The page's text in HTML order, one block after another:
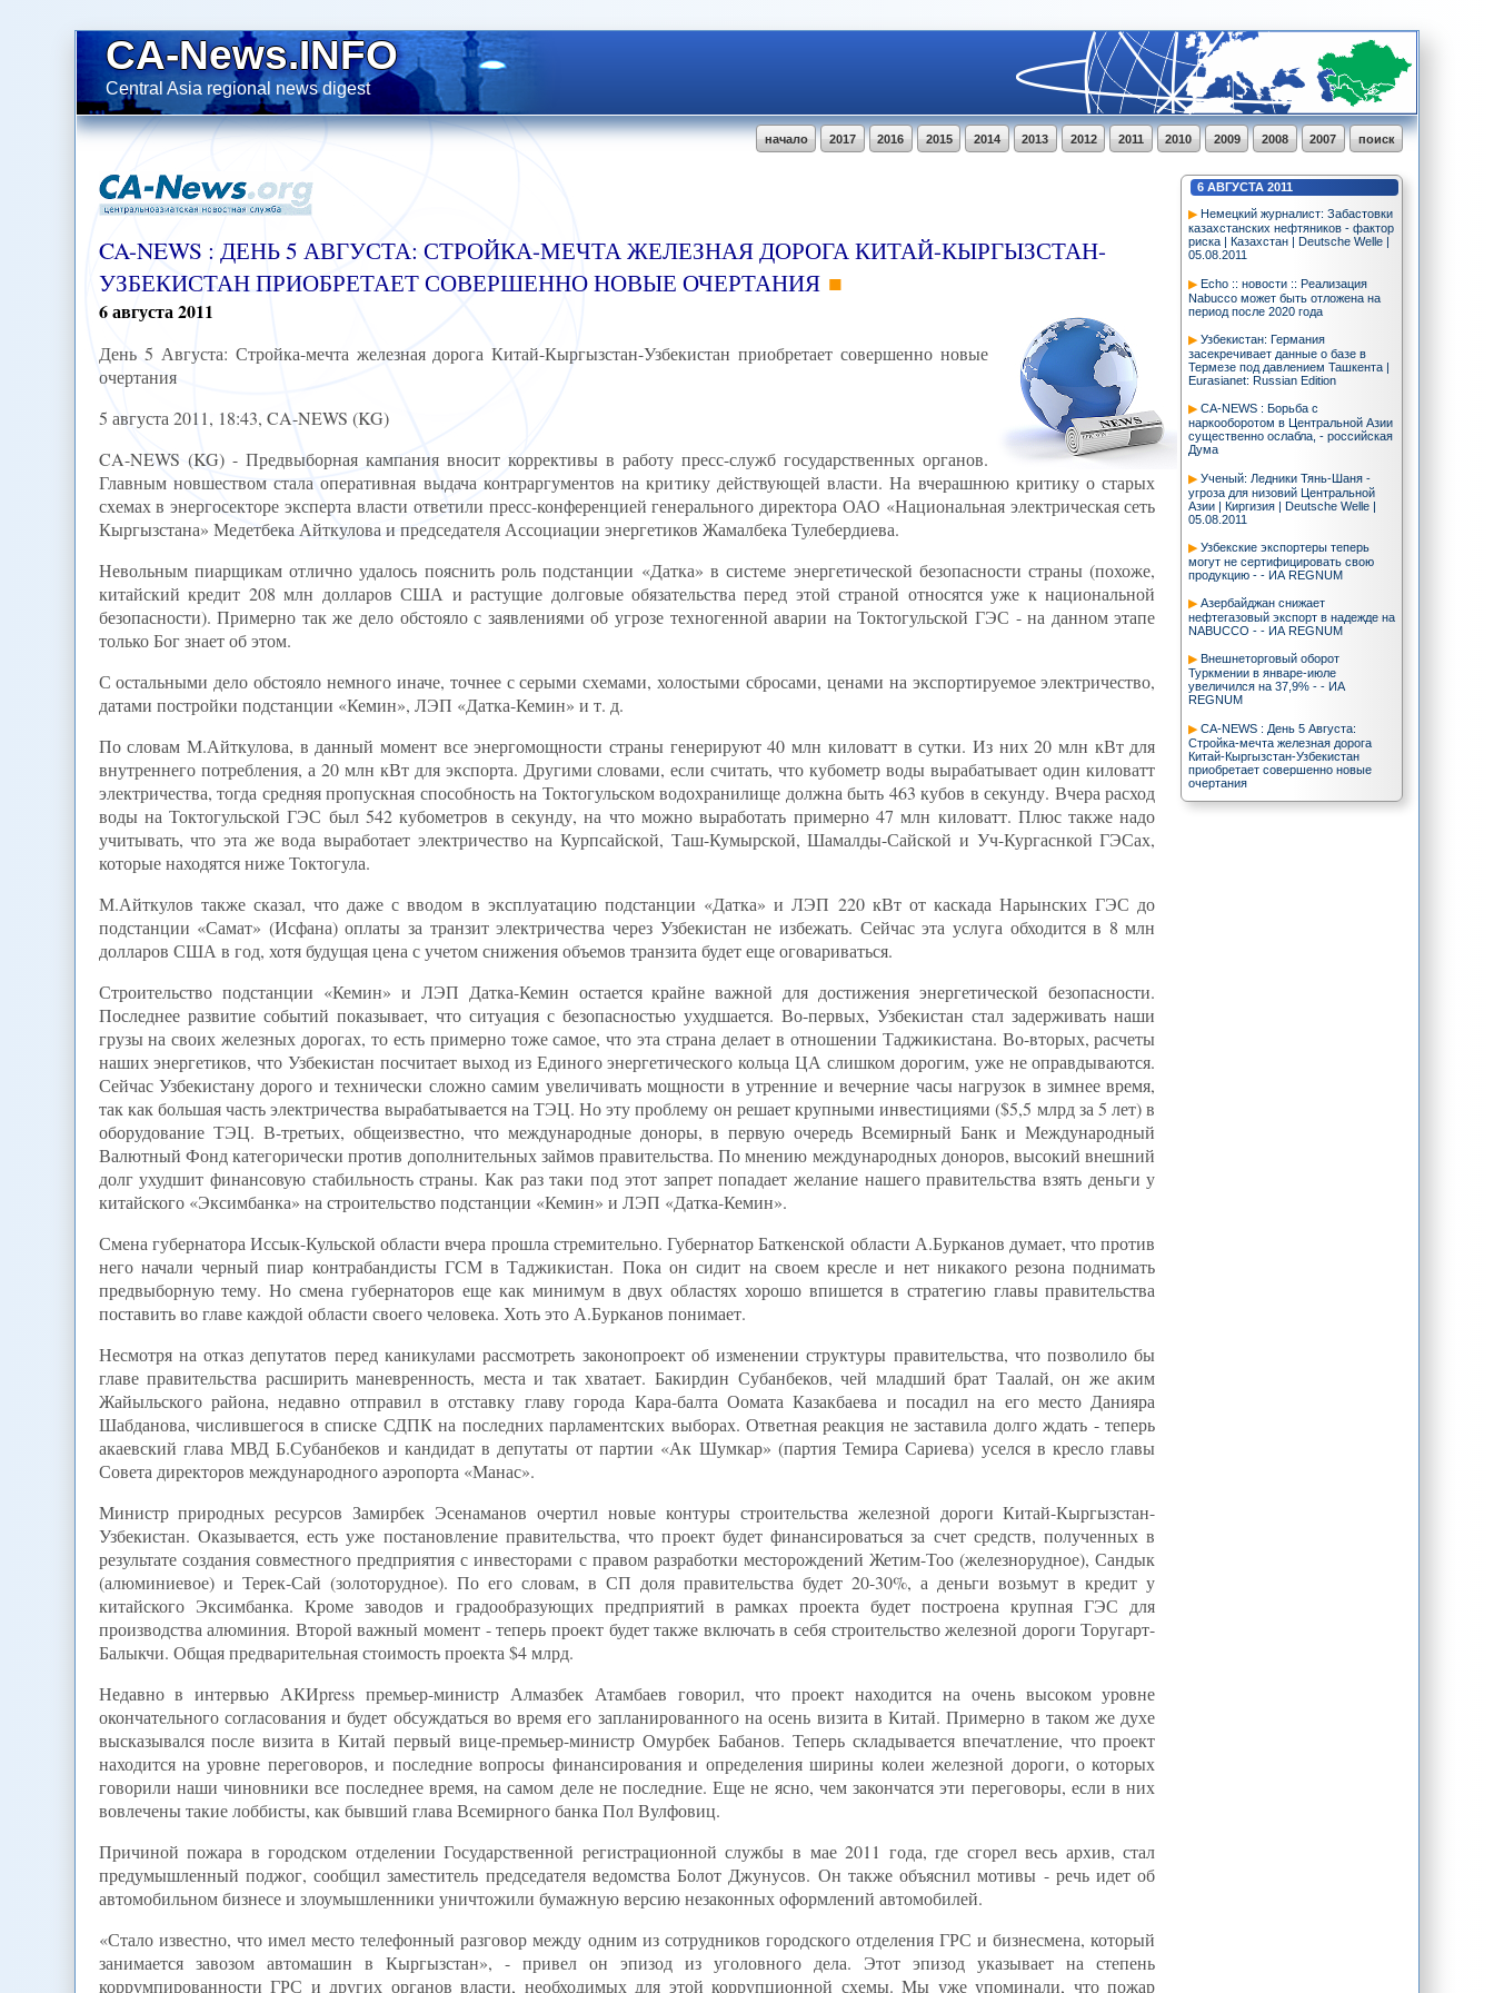
CA-News.INFO
Central Asia regional news digest
поиск
2007
2008
2009
2010
2011
2012
2013
2014
2015
2016
2017
начало
6 АВГУСТА 2011
Немецкий журналист: Забастовки
казахстанских нефтяников - фактор
риска | Казахстан | Deutsche Welle |
05.08.2011
Echo :: новости :: Реализация
Nabucco может быть отложена на
период после 2020 года
Узбекистан: Германия
засекречивает данные о базе в
Термезе под давлением Ташкента |
Eurasianet: Russian Edition
CA-NEWS : Борьба с
наркооборотом в Центральной Азии
существенно ослабла, - российская
Дума
Ученый: Ледники Тянь-Шаня -
угроза для низовий Центральной
Азии | Киргизия | Deutsche Welle |
05.08.2011
Узбекские экспортеры теперь
могут не сертифицировать свою
продукцию - - ИА REGNUM
Азербайджан снижает
нефтегазовый экспорт в надежде на
NABUCCO - - ИА REGNUM
Внешнеторговый оборот
Туркмении в январе-июле
увеличился на 37,9% - - ИА
REGNUM
CA-NEWS : День 5 Августа:
Стройка-мечта железная дорога
Китай-Кыргызстан-Узбекистан
приобретает совершенно новые
очертания
Вице-премьер Туркменистана с
CA-NEWS : ДЕНЬ 5 АВГУСТА: СТРОЙКА-МЕЧТА ЖЕЛЕЗНАЯ ДОРОГА КИТАЙ-КЫРГЫЗСТАН-
УЗБЕКИСТАН ПРИОБРЕТАЕТ СОВЕРШЕННО НОВЫЕ ОЧЕРТАНИЯ
6августа2011
День 5 Августа: Стройка-мечта железная дорога Китай-Кыргызстан-Узбекистан приобретает совершенно новые
очертания
5 августа 2011, 18:43, CA-NEWS (KG)
CA-NEWS (KG) - Предвыборная кампания вносит коррективы в работу пресс-служб государственных органов.
Главным новшеством стала оперативная выдача контраргументов на критику действующей власти. На вчерашнюю критику о старых
схемах в энергосекторе эксперта власти ответили пресс-конференцией генерального директора ОАО «Национальная электрическая сеть
Кыргызстана» Медетбека Айткулова и председателя Ассоциации энергетиков Жамалбека Тулебердиева.
Невольным пиарщикам отлично удалось пояснить роль подстанции «Датка» в системе энергетической безопасности страны (похоже,
китайский кредит 208 млн долларов США и растущие долговые обязательства перед этой страной относятся уже к национальной
безопасности). Примерно так же дело обстояло с заявлениями об угрозе техногенной аварии на Токтогульской ГЭС - на данном этапе
только Бог знает об этом.
С остальными дело обстояло немного иначе, точнее с серыми схемами, холостыми сбросами, ценами на экспортируемое электричество,
датами постройки подстанции «Кемин», ЛЭП «Датка-Кемин» и т. д.
По словам М.Айткулова, в данный момент все энергомощности страны генерируют 40 млн киловатт в сутки. Из них 20 млн кВт для
внутреннего потребления, а 20 млн кВт для экспорта. Другими словами, если считать, что кубометр воды вырабатывает один киловатт
электричества, тогда средняя пропускная способность на Токтогульском водохранилище должна быть 463 кубов в секунду. Вчера расход
воды на Токтогульской ГЭС был 542 кубометров в секунду, на что можно выработать примерно 47 млн киловатт. Плюс также надо
учитывать, что эта же вода выработает электричество на Курпсайской, Таш-Кумырской, Шамалды-Сайской и Уч-Кургаснкой ГЭСах,
которые находятся ниже Токтогула.
М.Айткулов также сказал, что даже с вводом в эксплуатацию подстанции «Датка» и ЛЭП 220 кВт от каскада Нарынских ГЭС до
подстанции «Самат» (Исфана) оплаты за транзит электричества через Узбекистан не избежать. Сейчас эта услуга обходится в 8 млн
долларов США в год, хотя будущая цена с учетом снижения объемов транзита будет еще оговариваться.
Строительство подстанции «Кемин» и ЛЭП Датка-Кемин остается крайне важной для достижения энергетической безопасности.
Последнее развитие событий показывает, что ситуация с безопасностью ухудшается. Во-первых, Узбекистан стал задерживать наши
грузы на своих железных дорогах, то есть примерно тоже самое, что эта страна делает в отношении Таджикистана. Во-вторых, расчеты
наших энергетиков, что Узбекистан посчитает выход из Единого энергетического кольца ЦА слишком дорогим, уже не оправдываются.
Сейчас Узбекистану дорого и технически сложно самим увеличивать мощности в утренние и вечерние часы нагрузок в зимнее время,
так как большая часть электричества вырабатывается на ТЭЦ. Но эту проблему он решает крупными инвестициями ($5,5 млрд за 5 лет) в
оборудование ТЭЦ. В-третьих, общеизвестно, что международные доноры, в первую очередь Всемирный Банк и Международный
Валютный Фонд категорически против дополнительных займов правительства. По мнению международных доноров, высокий внешний
долг ухудшит финансовую стабильность страны. Как раз таки под этот запрет попадает желание нашего правительства взять деньги у
китайского «Эксимбанка» на строительство подстанции «Кемин» и ЛЭП «Датка-Кемин».
Смена губернатора Иссык-Кульской области вчера прошла стремительно. Губернатор Баткенской области А.Бурканов думает, что против
него начали черный пиар контрабандисты ГСМ в Таджикистан. Пока он сидит на своем кресле и нет никакого резона поднимать
предвыборную тему. Но смена губернаторов еще как минимум в двух областях хорошо впишется в стратегию главы правительства
поставить во главе каждой области своего человека. Хоть это А.Бурканов понимает.
Несмотря на отказ депутатов перед каникулами рассмотреть законопроект об изменении структуры правительства, что позволило бы
главе правительства расширить маневренность, места и так хватает. Бакирдин Субанбеков, чей младший брат Таалай, он же аким
Жайыльского района, недавно отправил в отставку главу города Кара-балта Оомата Казакбаева и посадил на его место Данияра
Шабданова, числившегося в списке СДПК на последних парламентских выборах. Ответная реакция не заставила долго ждать - теперь
акаевский глава МВД Б.Субанбеков и кандидат в депутаты от партии «Ак Шумкар» (партия Темира Сариева) уселся в кресло главы
Совета директоров международного аэропорта «Манас».
Министр природных ресурсов Замирбек Эсенаманов очертил новые контуры строительства железной дороги Китай-Кыргызстан-
Узбекистан. Оказывается, есть уже постановление правительства, что проект будет финансироваться за счет средств, полученных в
результате создания совместного предприятия с инвесторами с правом разработки месторождений Жетим-Тоо (железнорудное), Сандык
(алюминиевое) и Терек-Сай (золоторудное). По его словам, в СП доля правительства будет 20-30%, а деньги возьмут в кредит у
китайского Эксимбанка. Кроме заводов и градообразующих предприятий в рамках проекта будет построена крупная ГЭС для
производства алюминия. Второй важный момент - теперь проект будет также включать в себя строительство железной дороги Торугарт-
Балыкчи. Общая предварительная стоимость проекта $4 млрд.
Недавно в интервью АКИpress премьер-министр Алмазбек Атамбаев говорил, что проект находится на очень высоком уровне
окончательного согласования и будет обсуждаться во время его запланированного на осень визита в Китай. Примерно в таком же духе
высказывался после визита в Китай первый вице-премьер-министр Омурбек Бабанов. Теперь складывается впечатление, что проект
находится на уровне переговоров, и последние вопросы финансирования и определения ширины колеи железной дороги, о которых
говорили наши чиновники все последнее время, на самом деле не последние. Еще не ясно, чем закончатся эти переговоры, если в них
вовлечены такие лоббисты, как бывший глава Всемирного банка Пол Вулфовиц.
Причиной пожара в городском отделении Государственной регистрационной службы в мае 2011 года, где сгорел весь архив, стал
предумышленный поджог, сообщил заместитель председателя ведомства Болот Джунусов. Он также объяснил мотивы - речь идет об
автомобильном бизнесе и злоумышленники уничтожили бумажную версию незаконных оформлений автомобилей.
«Стало известно, что имел место телефонный разговор между одним из сотрудников городского отделения ГРС и бизнесмена, который
занимается завозом автомашин в Кыргызстан», - привел он эпизод из уголовного дела. Этот эпизод указывает на степень
коррумпированности ГРС и других органов власти, необходимых для этой коррупционной схемы. Мы уже упоминали, что пожар